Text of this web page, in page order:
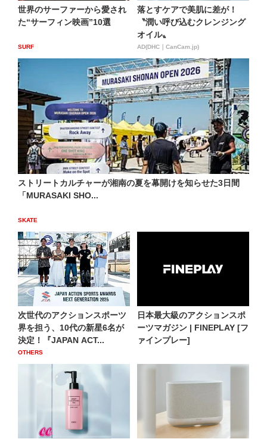
世界のサーファーから愛され
た“サーフィン映画”10選
SURF
落とすケアで美肌に差が！
〝潤い呼び込むクレンジング
オイル〟
AD(DHC｜CanCam.jp)
ストリートカルチャーが湘南の夏を幕開けを知らせた3日間
「MURASAKI SHO...
SKATE
次世代のアクションスポーツ
界を担う、10代の新星6名が
決定！『JAPAN ACT...
OTHERS
日本最大級のアクションスポ
ーツマガジン | FINEPLAY [フ
ァインプレー]